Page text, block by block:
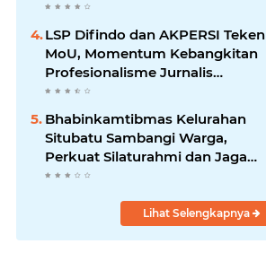
tempat-tempat keramaian di
wilayah hukum
LSP Difindo dan AKPERSI Teken
MoU, Momentum Kebangkitan
Profesionalisme Jurnalis
Nasional
Bhabinkamtibmas Kelurahan
Situbatu Sambangi Warga,
Perkuat Silaturahmi dan Jaga
Kondusivitas Wilayah
Lihat Selengkapnya